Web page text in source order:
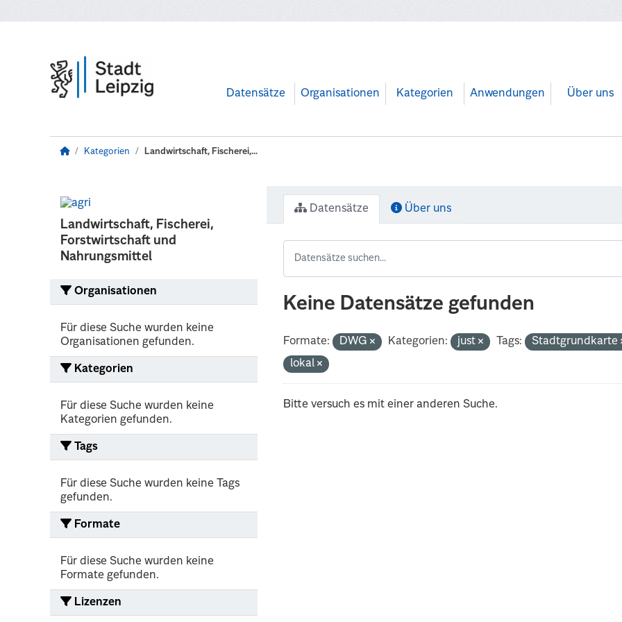
Datensätze Organisationen Kategorien Anwendungen Über uns
Kategorien Landwirtschaft, Fischerei,...
Landwirtschaft, Fischerei,
Forstwirtschaft und
Nahrungsmittel
Organisationen
Für diese Suche wurden keine
Organisationen gefunden.
Kategorien
Für diese Suche wurden keine
Kategorien gefunden.
Tags
Für diese Suche wurden keine Tags
gefunden.
Formate
Für diese Suche wurden keine
Formate gefunden.
Lizenzen
Datensätze Über uns
Keine Datensätze gefunden
Formate: DWG Kategorien: just Tags:
Stadtgrundkarte
lokal
Bitte versuch es mit einer anderen Suche.